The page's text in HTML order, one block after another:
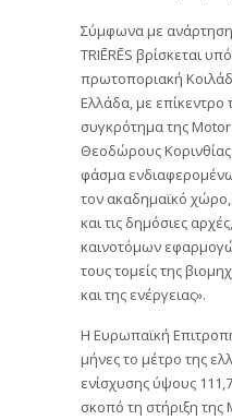
Σύμφωνα με
TRIĒRĒS βρίσκεται
πρωτοποριακή
Ελλάδα, με επίκεντρο
συγκρότημα της
Θεοδώρους
φάσμα
τον ακαδημαϊκό
και τις δημόσιες
καινοτόμων
τους τομείς της
και της ενέργειας».
Η Ευρωπαϊκή
μήνες το μέτρο της
ενίσχυσης ύψους
σκοπό τη στήριξη της